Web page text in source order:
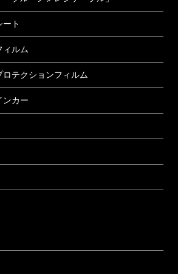
ト
ィルム
テクションフィルム
ンカー